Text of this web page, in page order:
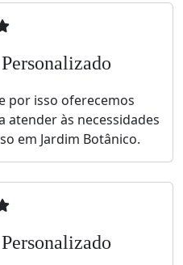
por isso oferecemos
atender às necessidades
em Jardim Botânico.